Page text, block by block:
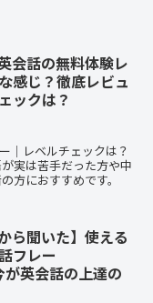
会話の無料体験レ
感じ？徹底レビュ
ックは？
｜レベルチェックは？
実は苦手だった方や中
方におすすめです。
ら聞いた】使える
フレー
英会話の上達の